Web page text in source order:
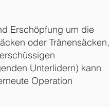
Erschöpfung um die
oder Tränensäcken,
Unterlidern) kann
Operation